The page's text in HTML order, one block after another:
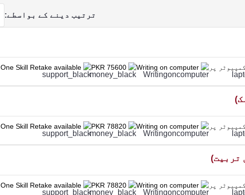
ترتیب دینے کے بواسطے:
Writing on computer
PKR 75600
One Skill Retake available
Writing on computer
PKR 78820
One Skill Retake available
Writing on computer
PKR 78820
One Skill Retake available